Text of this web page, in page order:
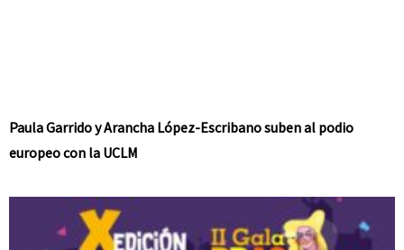
Paula Garrido y Arancha López-Escribano suben al podio
europeo con la UCLM